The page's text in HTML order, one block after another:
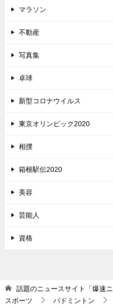
マラソン
不動産
写真集
卓球
新型コロナウイルス
東京オリンピック2020
相撲
箱根駅伝2020
美容
芸能人
資格
話題のニュースサイト「爆速ニ
スポーツ
バドミントン